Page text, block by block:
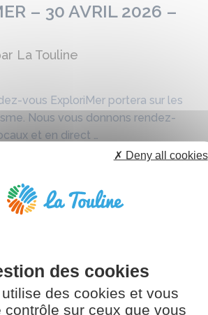
– 30 AVRIL 2026 –
La Touline
vous ExploriMer portera sur les
Nous vous donnons rendez-
et en direct …
des cookies et vous
contrôle sur ceux que vous
✗ Deny all cookies